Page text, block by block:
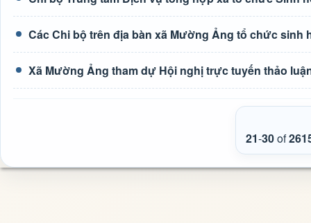
Các Chi bộ trên địa bàn xã Mường Ảng tổ chức sinh
Xã Mường Ảng tham dự Hội nghị trực tuyến thảo
21-30of